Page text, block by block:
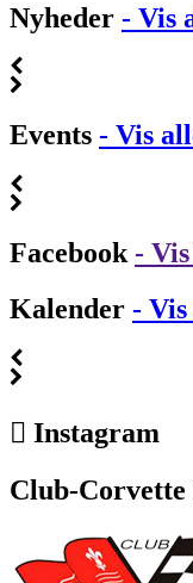
Nyheder - Vis
Events - Vis
Facebook -
Kalender -
Instagram
Club-